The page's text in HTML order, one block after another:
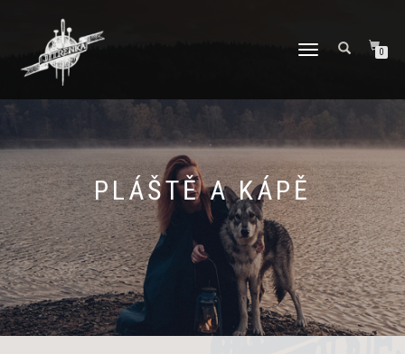
PŘEPNOUT
0
PLÁŠTĚ A KÁPĚ